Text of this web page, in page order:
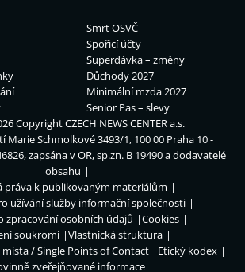
Smrt OSVČ
Spořicí účty
Superdávka – změny
Důchody 2027
Minimální mzda 2027
Senior Pas – slevy
CopyrightCZECH NEWS CENTER a.s.
Marie Schmolkové 3493/1, 100 00 Praha 10 -
zapsána v OR, sp.zn. B 19490 a dodavatelé
obsahu
práva k publikovaným materiálům
užívání služby informační společnosti
zpracování osobních údajů
Cookies
soukromí
Vlastnická struktura
/ Single Points of Contact
Etický kodex
zveřejňované informace